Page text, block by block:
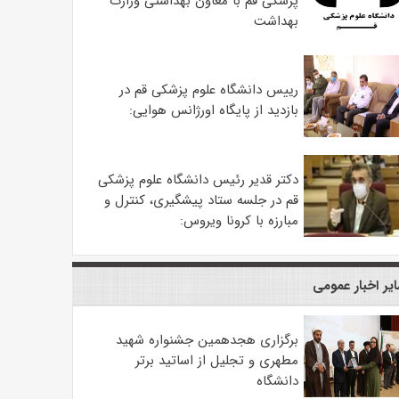
بهداشت
رییس دانشگاه علوم پزشکی قم در
بازدید از پایگاه اورژانس هوایی:
دکتر قدیر رئیس دانشگاه علوم پزشکی
قم در جلسه ستاد پیشگیری، کنترل و
مبارزه با کرونا ویروس:
اخبار عمومی
برگزاری هجدهمین جشنواره شهید
مطهری و تجلیل از اساتید برتر
دانشگاه